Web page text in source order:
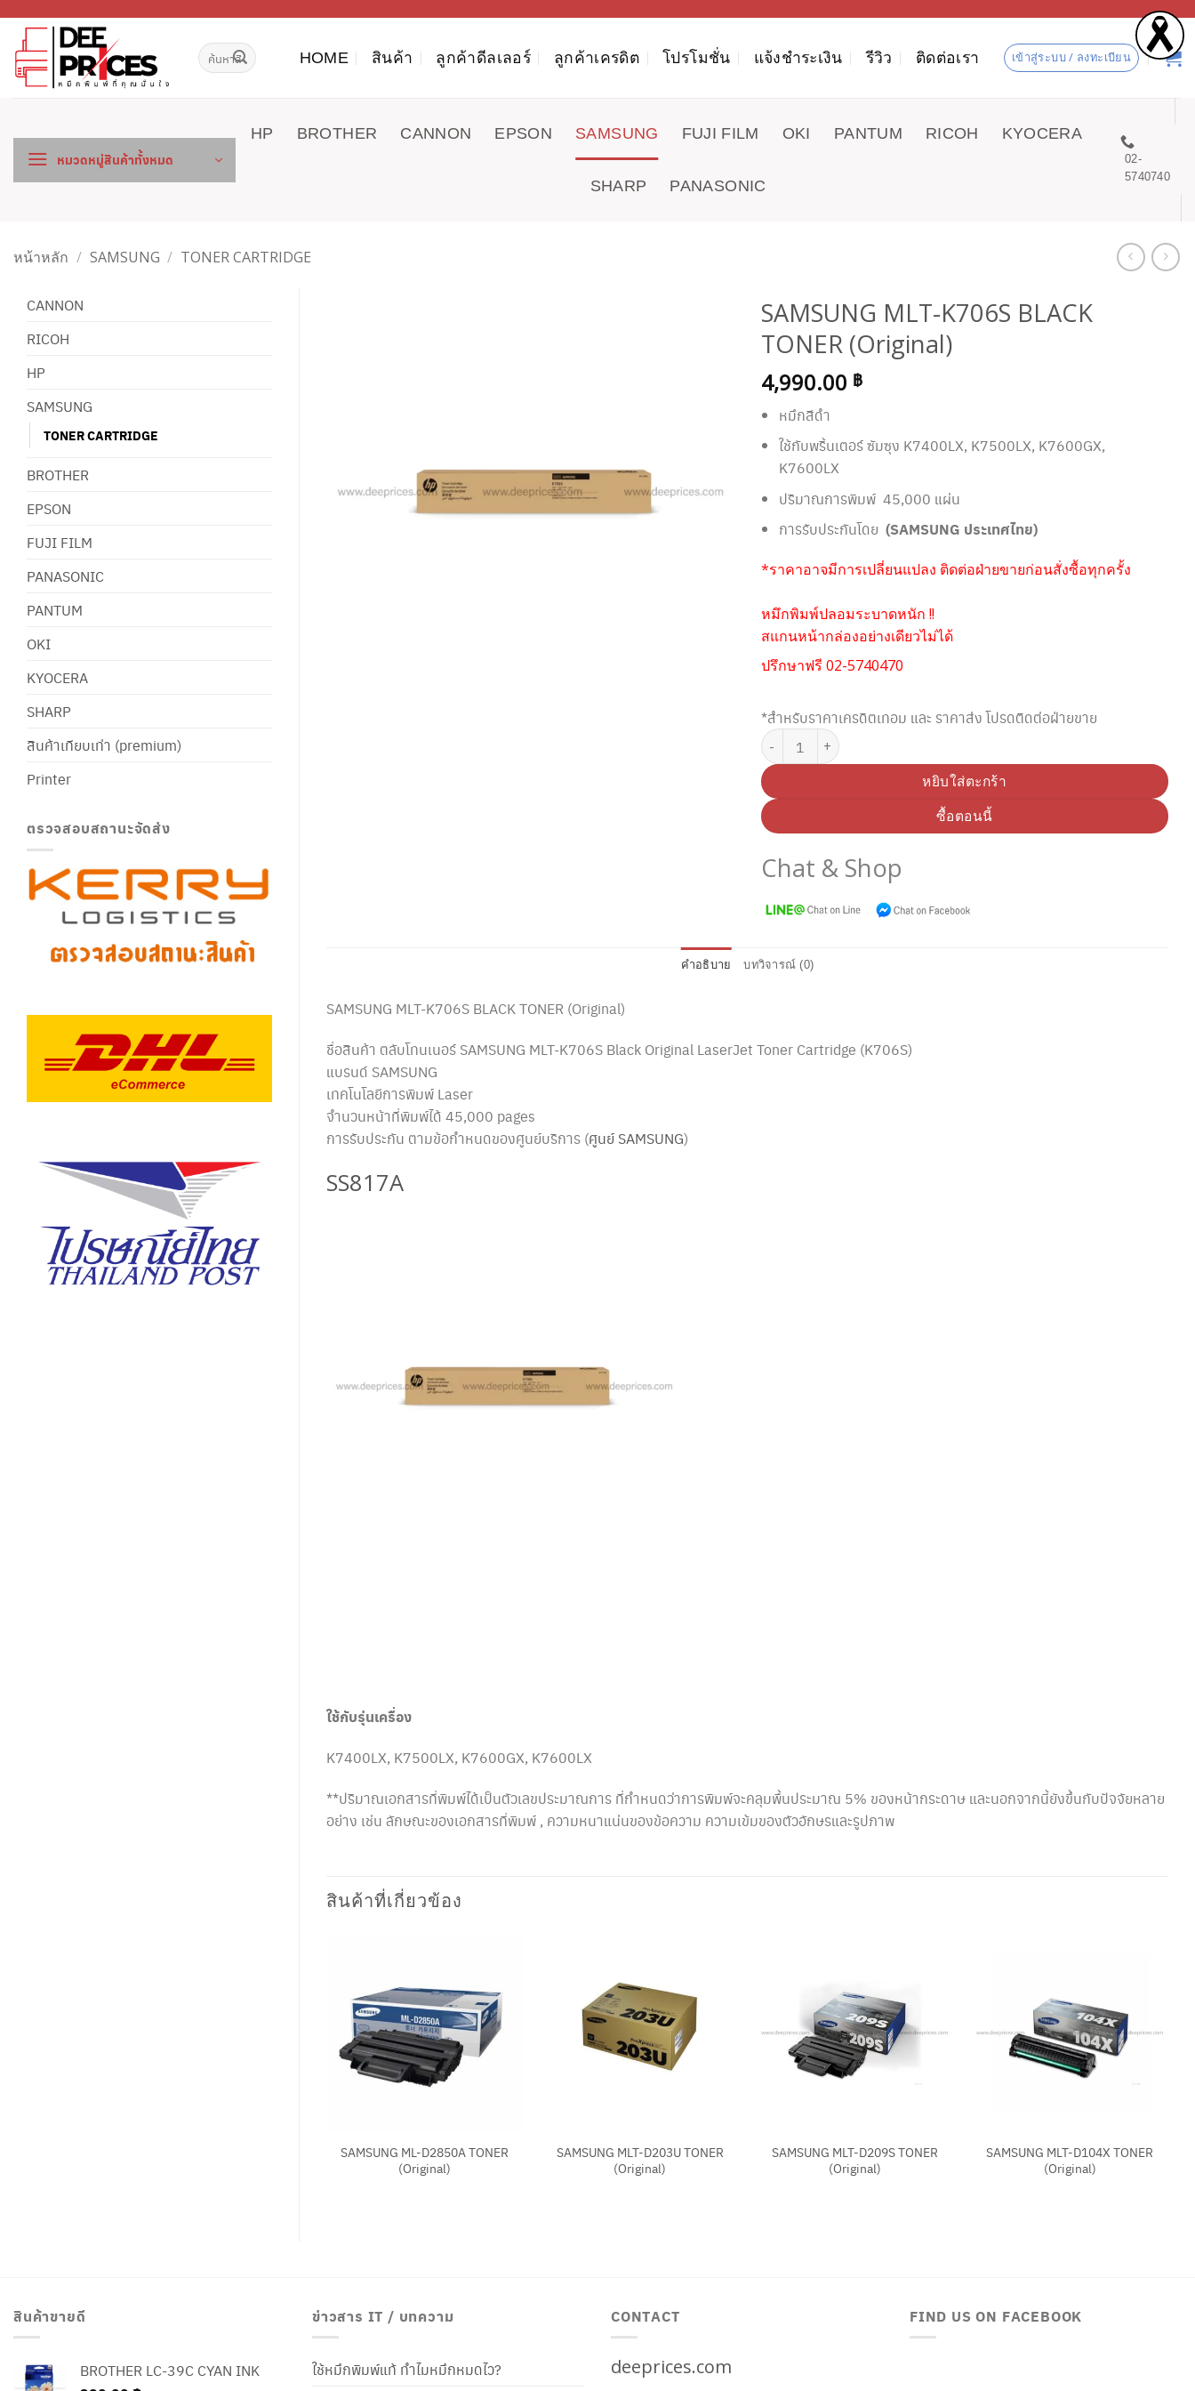
เนื้อหา
ค้นหา: HOME สินค้า ลูกค้าดีลเลอร์ ลูกค้าเครดิต โปรโมชั่น แจ้งชำระเงิน รีวิว ติดต่อเรา เข้าสู่ระบบ / ลงทะเบียน
หมวดหมู่สินค้าทั้งหมด
HP BROTHER CANNON EPSON SAMSUNG FUJI FILM OKI PANTUM RICOH KYOCERA
SHARP PANASONIC
02-
5740740
หน้าหลัก / SAMSUNG / TONER CARTRIDGE
CANNON
RICOH
HP
SAMSUNG
TONER CARTRIDGE
BROTHER
EPSON
FUJI FILM
PANASONIC
PANTUM
OKI
KYOCERA
SHARP
สินค้าเทียบเท่า (premium)
Printer
ตรวจสอบสถานะจัดส่ง
SAMSUNG MLT-K706S BLACK
TONER (Original)
4,990.00 ฿
หมึกสีดำ
ใช้กับพริ้นเตอร์ ซัมซุง K7400LX, K7500LX, K7600GX,
K7600LX
ปริมาณการพิมพ์ 45,000 แผ่น
การรับประกันโดย (SAMSUNG ประเทศไทย)
*ราคาอาจมีการเปลี่ยนแปลง ติดต่อฝ่ายขายก่อนสั่งซื้อทุกครั้ง
หมึกพิมพ์ปลอมระบาดหนัก !!
สแกนหน้ากล่องอย่างเดียวไม่ได้
ปรึกษาฟรี 02-5740470
*สำหรับราคาเครดิตเทอม และ ราคาส่ง โปรดติดต่อฝ่ายขาย
จำนวน SAMSUNG MLT-K706S BLACK TONER (Original) ชิ้น
หยิบใส่ตะกร้า
ซื้อตอนนี้
Chat & Shop
คำอธิบาย บทวิจารณ์ (0)
SAMSUNG MLT-K706S BLACK TONER (Original)
ชื่อสินค้า ตลับโทนเนอร์ SAMSUNG MLT-K706S Black Original LaserJet Toner Cartridge (K706S)
แบรนด์ SAMSUNG
เทคโนโลยีการพิมพ์ Laser
จำนวนหน้าที่พิมพ์ได้ 45,000 pages
การรับประกัน ตามข้อกำหนดของศูนย์บริการ (ศูนย์ SAMSUNG)
SS817A
ใช้กับรุ่นเครื่อง
K7400LX, K7500LX, K7600GX, K7600LX
**ปริมาณเอกสารที่พิมพ์ได้เป็นตัวเลขประมาณการ ที่กำหนดว่าการพิมพ์จะคลุมพื้นประมาณ 5% ของหน้ากระดาษ และนอกจากนี้ยังขึ้นกับปัจจัยหลาย
อย่าง เช่น ลักษณะของเอกสารที่พิมพ์ , ความหนาแน่นของข้อความ ความเข้มของตัวอักษรและรูปภาพ
สินค้าที่เกี่ยวข้อง
SAMSUNG ML-D2850A TONER
(Original)
SAMSUNG MLT-D203U TONER
(Original)
SAMSUNG MLT-D209S TONER
(Original)
SAMSUNG MLT-D104X TONER
(Original)
สินค้าขายดี
BROTHER LC-39C CYAN INK
ข่าวสาร IT / บทความ
ใช้หมึกพิมพ์แท้ ทำไมหมึกหมดไว?
CONTACT
deeprices.com
FIND US ON FACEBOOK